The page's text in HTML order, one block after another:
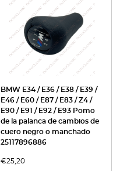
BMW E34 / E36 / E38 / E39 /
E46 / E60 / E87 / E83 / Z4 /
E90 / E91 / E92 / E93 Pomo
de la palanca de cambios de
cuero negro o manchado
25117896886
€25,20